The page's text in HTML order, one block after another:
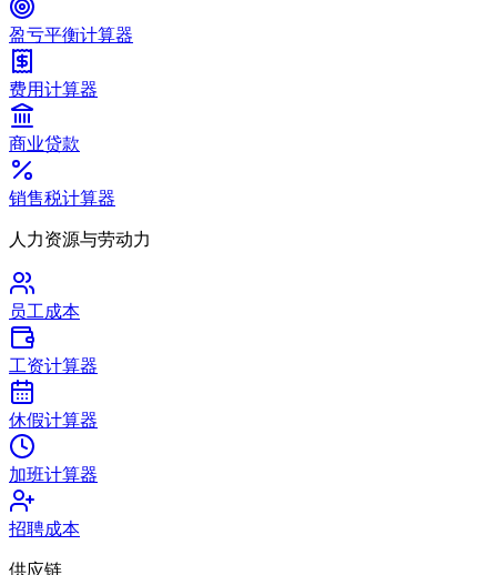
盈亏平衡计算器
费用计算器
商业贷款
销售税计算器
人力资源与劳动力
员工成本
工资计算器
休假计算器
加班计算器
招聘成本
供应链